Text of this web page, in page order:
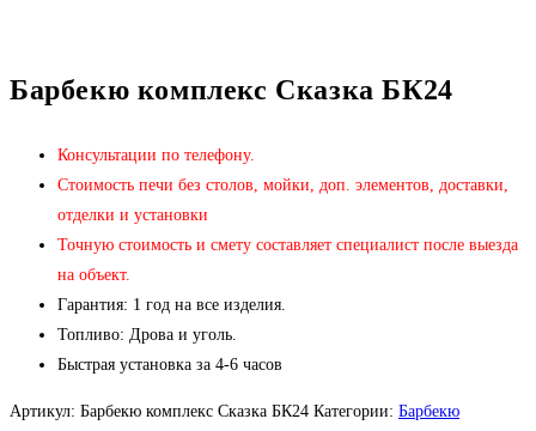
Барбекю комплекс Сказка БК24
Консультации по телефону.
Стоимость печи без столов, мойки, доп. элементов, доставки,
отделки и установки
Точную стоимость и смету составляет специалист после выезда
на объект.
Гарантия: 1 год на все изделия.
Топливо: Дрова и уголь.
Быстрая установка за 4-6 часов
Артикул: Барбекю комплекс Сказка БК24 Категории: Барбекю